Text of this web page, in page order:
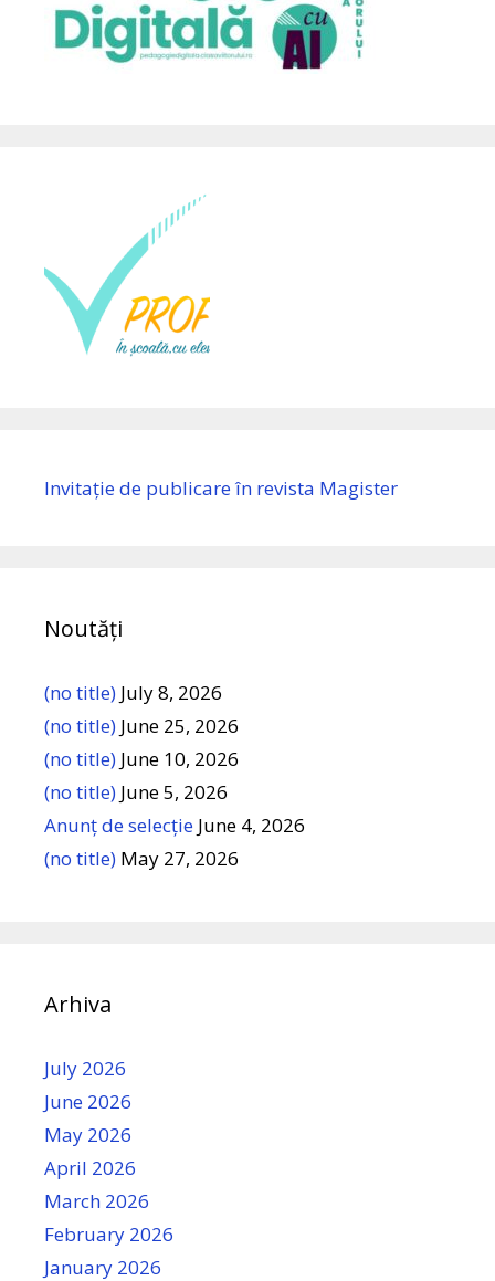
Invitație de publicare în revista Magister
Noutăți
(no title) July 8, 2026
(no title) June 25, 2026
(no title) June 10, 2026
(no title) June 5, 2026
Anunț de selecție June 4, 2026
(no title) May 27, 2026
Arhiva
July 2026
June 2026
May 2026
April 2026
March 2026
February 2026
January 2026